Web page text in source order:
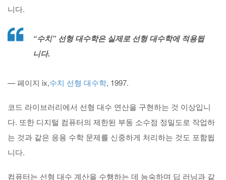
니다.
“수치” 선형 대수학은 실제로 선형 대수학에 적용됩
니다.
— 페이지 ix,수치 선형 대수학, 1997.
코드 라이브러리에서 선형 대수 연산을 구현하는 것 이상입니
다. 또한 디지털 컴퓨터의 제한된 부동 소수점 정밀도로 작업하
는 것과 같은 응용 수학 문제를 신중하게 처리하는 것도 포함됩
니다.
컴퓨터는 선형 대수 계산을 수행하는 데 능숙하며 딥 러닝과 같